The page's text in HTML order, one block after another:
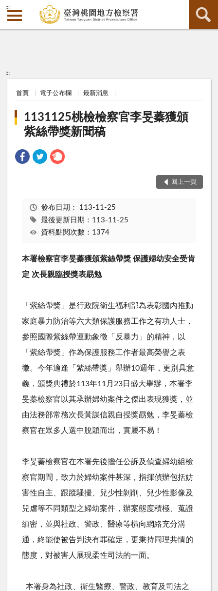
:::
:::
首頁 電子公布欄 最新消息
1131125桃檢檢察官李旻蓁獲頒
紫絲帶獎新聞稿
回上一頁
發布日期： 113-11-25
最後更新日期：113-11-25
資料點閱次數：1374
本署檢察官李旻蓁獲頒紫絲帶獎 保護婦幼安全受肯
定 次長親臨授獎表勗勉
「紫絲帶獎」是行政院衛生福利部為表彰國內推動
家庭暴力防治等六大類保護服務工作之有功人士，
參照國際紫絲帶運動象徵「反暴力」的精神，以
「紫絲帶獎」作為保護服務工作者最高榮譽之表
徵。今年適逢「紫絲帶獎」舉辦10週年，更別具意
義，頒獎典禮於113年11 月 23日盛大舉辦，本署李
旻蓁檢察官以其承辦婦幼案件之傑出表現獲獎，並
由法務部常務次長黃謀信親自授獎勗勉，李旻蓁檢
察官在眾多人選中脫穎而出，實屬不易！
李旻蓁檢察官在本署先後擔任公訴及偵查婦幼組檢
察官期間，致力於婦幼案件甚深，指揮偵辦包括妨
害性自主、跟蹤騷擾、兒少性剝削、兒少性影像及
兒虐等不同類型之婦幼案件，辦案態度積極、蒐證
縝密，並與社政、警政、醫療等橫向網絡充分溝
通，終能使被告判決有罪確定，更秉持同理共情的
態度，對被害人展現柔性司法的一面。
本署身為社政、衛生醫療、警政、教育及司法之